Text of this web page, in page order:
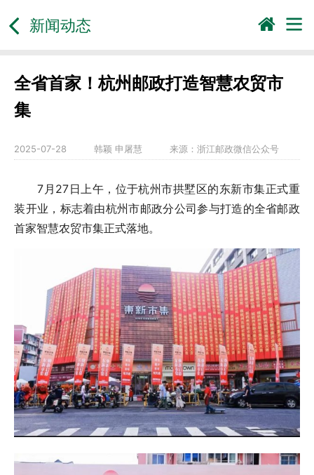
新闻动态
全省首家！杭州邮政打造智慧农贸市
集
2025-07-28 韩颖 申屠慧 来源：浙江邮政微信公众号
7月27日上午，位于杭州市拱墅区的东新市集正式重
装开业，标志着由杭州市邮政分公司参与打造的全省邮政
首家智慧农贸市集正式落地。